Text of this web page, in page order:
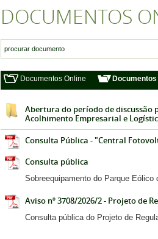
DOCUMENTOS
Documentos Online
Abertura do período de discussão
Acolhimento Empresarial e
Consulta Pública - "Central
Consulta pública
Sobreequipamento do Parque Eólico
Aviso nº 3708/2026/2 - Projeto de
Consulta pública do Projeto de